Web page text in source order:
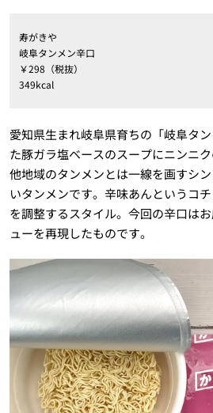
寿がきや
岐阜タンメン辛口
￥298（税抜）
349kcal
愛知県生まれ岐阜県育ちの「岐阜タ
た豚ガラ塩ベースのスープにニンニ
他地域のタンメンとは一線を画すシ
いタンメンです。辛味あんというコ
を調整するスタイル。今回の辛口は
ューを再現したものです。